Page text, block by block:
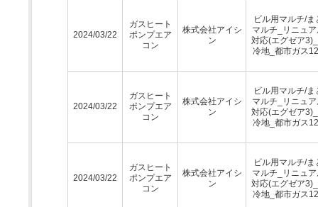
2024/03/22
ガスヒート
ポンプエア
コン
株式会社アイシ
ン
ビル用マルチ/ま
マルチ_リニュ
対応(エグゼア
冷地_都市ガス
2024/03/22
ガスヒート
ポンプエア
コン
株式会社アイシ
ン
ビル用マルチ/ま
マルチ_リニュ
対応(エグゼア
冷地_都市ガス
2024/03/22
ガスヒート
ポンプエア
コン
株式会社アイシ
ン
ビル用マルチ/ま
マルチ_リニュ
対応(エグゼア
冷地_都市ガス